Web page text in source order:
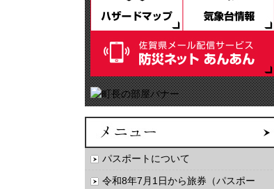
パスポートについて
令和8年7月1日から旅券（パスポー